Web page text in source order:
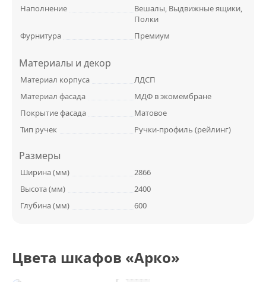
Наполнение
Вешалы, Выдвижные ящики,
Полки
Фурнитура
Премиум
Материалы и декор
Материал корпуса
ЛДСП
Материал фасада
МДФ в экомембране
Покрытие фасада
Матовое
Тип ручек
Ручки-профиль (рейлинг)
Размеры
Ширина (мм)
2866
Высота (мм)
2400
Глубина (мм)
600
Цвета шкафов «Арко»